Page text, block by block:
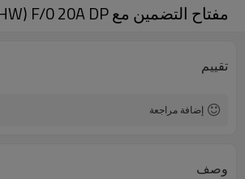
مفتاح التضمين مع F/0 20A DP (THW نطاق)
تقييم
إضافة مراجعة
وصف